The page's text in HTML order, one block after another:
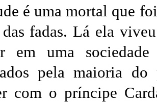
é uma mortal que
fadas. Lá ela
em uma
pela maioria
com o príncipe